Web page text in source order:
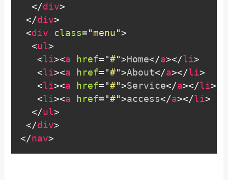
</div>
</div>
<div class="menu">
<ul>
<li><a href="#">Home</a></li>
<li><a href="#">About</a></li>
<li><a href="#">Service</a></li>
<li><a href="#">access</a></li>
</ul>
</div>
</nav>